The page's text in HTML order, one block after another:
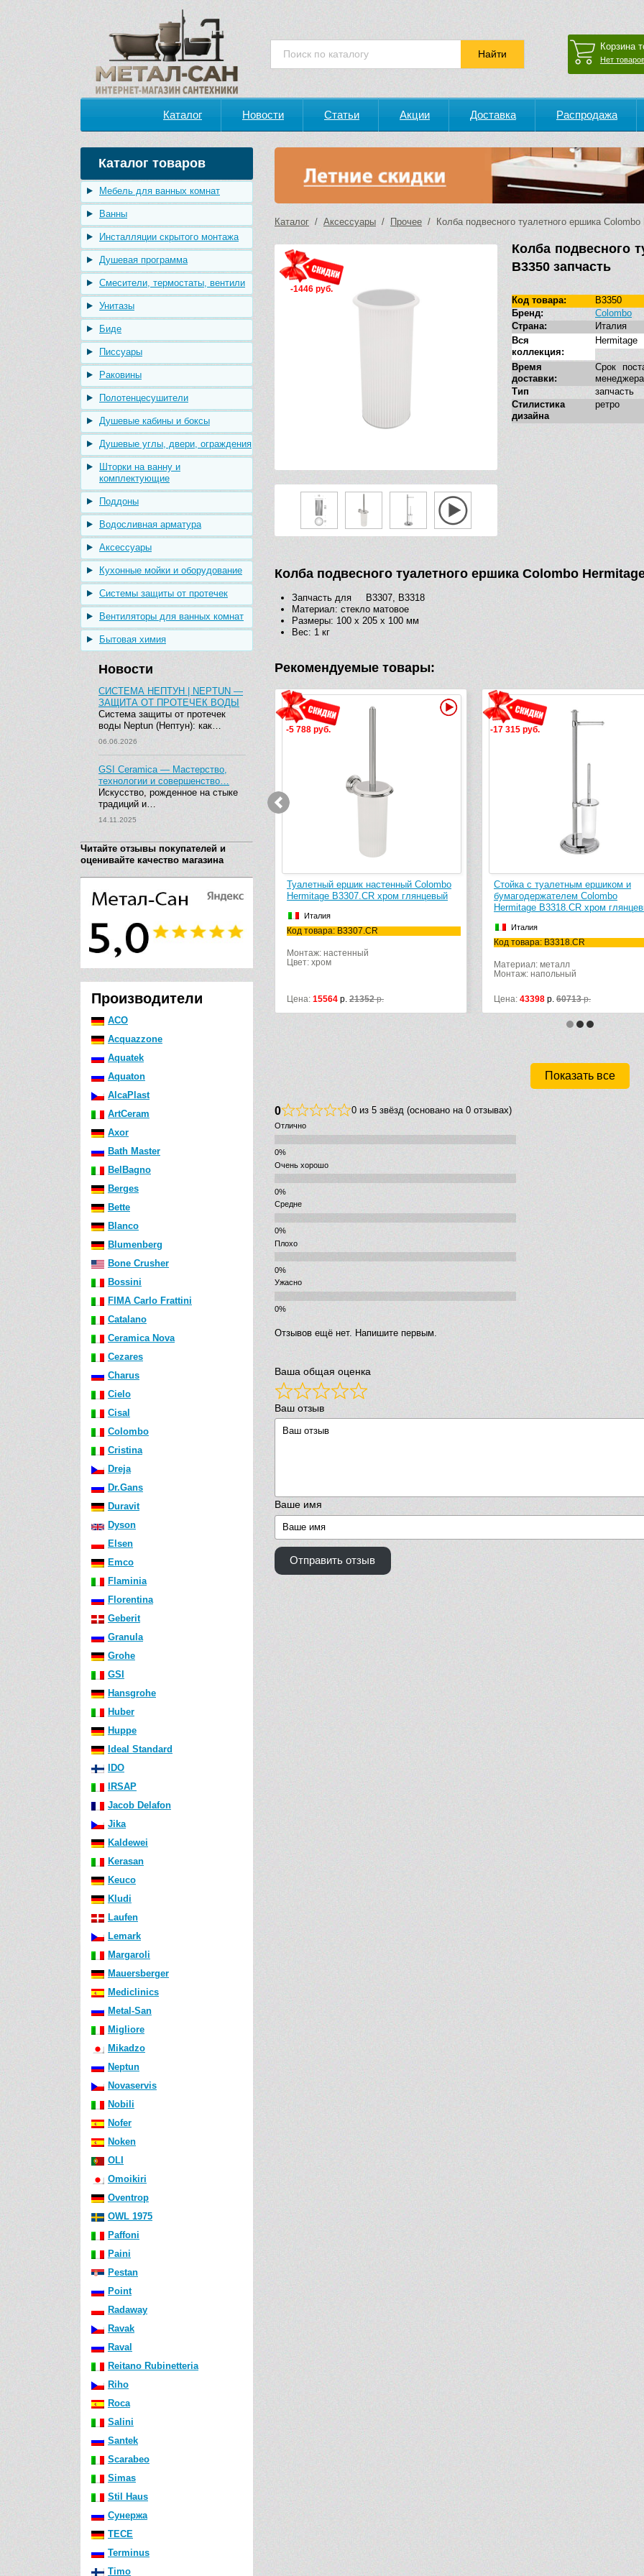
Корзина
Нет
Каталог Новости Статьи Акции Доставка Распродажа
Каталог товаров
Мебель для ванных комнат
Ванны
Инсталляции скрытого монтажа
Душевая программа
Смесители, термостаты, вентили
Унитазы
Биде
Писсуары
Раковины
Полотенцесушители
Душевые кабины и боксы
Душевые углы, двери, ограждения
Шторки на ванну и
комплектующие
Поддоны
Водосливная арматура
Аксессуары
Кухонные мойки и оборудование
Системы защиты от протечек
Вентиляторы для ванных комнат
Бытовая химия
Новости
СИСТЕМА НЕПТУН | NEPTUN —
ЗАЩИТА ОТ ПРОТЕЧЕК ВОДЫ
Система защиты от протечек
воды Neptun (Нептун): как…
06.06.2026
GSI Ceramica — Мастерство,
технологии и совершенство…
Искусство, рожденное на стыке
традиций и…
14.11.2025
Читайте отзывы покупателей и
оценивайте качество магазина
Производители
ACO
Acquazzone
Aquatek
Aquaton
AlcaPlast
ArtCeram
Axor
Bath Master
BelBagno
Berges
Bette
Blanco
Blumenberg
Bone Crusher
Bossini
FIMA Carlo Frattini
Catalano
Ceramica Nova
Cezares
Charus
Cielo
Cisal
Colombo
Cristina
Dreja
Dr.Gans
Duravit
Dyson
Elsen
Emco
Flaminia
Florentina
Geberit
Granula
Grohe
GSI
Hansgrohe
Huber
Huppe
Ideal Standard
IDO
IRSAP
Jacob Delafon
Jika
Kaldewei
Kerasan
Keuco
Kludi
Laufen
Lemark
Margaroli
Mauersberger
Mediclinics
Metal-San
Migliore
Mikadzo
Neptun
Novaservis
Nobili
Nofer
Noken
OLI
Omoikiri
Oventrop
OWL 1975
Paffoni
Paini
Pestan
Point
Radaway
Ravak
Raval
Reitano Rubinetteria
Riho
Roca
Salini
Santek
Scarabeo
Simas
Stil Haus
Сунержа
TECE
Terminus
Timo
Каталог / Аксессуары / Прочее / Колба подвесного туалетного ершика Colombo
-1446 руб.
Колба подвесного
B3350 запчасть
Код товара:
B3350
Бренд:
Colombo
Страна:
Италия
Вся
коллекция:
Hermitage
Время
доставки:
Срок
менеджера
Тип
запчасть
Стилистика
дизайна
ретро
Колба подвесного туалетного ершика Colombo
Запчасть для B3307, B3318
Материал: стекло матовое
Размеры: 100 х 205 х 100 мм
Вес: 1 кг
Рекомендуемые товары:
Hermitage B0157 запчасть
Код товара: B0157
1497р.
-5 788 руб.
Видео
Туалетный ершик настенный Colombo
Hermitage B3307.CR хром глянцевый
Италия
Код товара: B3307.CR
Монтаж: настенный
Цвет: хром
Цена:15564р.21352р.
-17 315 руб.
Стойка с туалетным ершиком и
бумагодержателем Colombo
Hermitage B3318.CR хром глянцевый
Италия
Код товара: B3318.CR
Материал: металл
Монтаж: напольный
Цена:43398р.60713р.
Показать все
0 0 из 5 звёзд (основано на 0 отзывах)
Отлично
Очень хорошо
Средне
Плохо
Ужасно
Отзывов ещё нет. Напишите первым.
Ваша общая оценка
Ваш отзыв
Ваше имя
Отправить отзыв